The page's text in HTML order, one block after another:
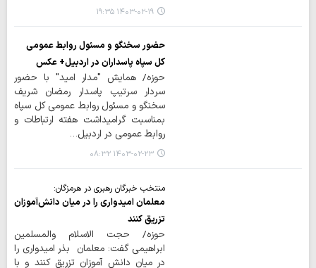
۱۴۰۳-۰۲-۱۹ ۱۹:۳۵
حضور سخنگو و مسئول روابط عمومی
کل سپاه پاسداران در اردبیل+ عکس
حوزه/ همایش "مدار امید" با حضور
سردار سرتیپ پاسدار رمضان شریف
سخنگو و مسئول روابط عمومی کل سپاه
بمناسبت گرامیداشت هفته ارتباطات و
روابط عمومی در اردبیل…
۱۴۰۳-۰۲-۲۳ ۰۸:۳۲
منتخب خبرگان رهبری در هرمزگان:
معلمان امیدواری را در میان دانش‌آموزان
تزریق کنند
حوزه/ حجت الاسلام والمسلمین
ابراهیمی گفت: معلمان بذر امیدواری را
در میان دانش آموزان تزریق کنند و با